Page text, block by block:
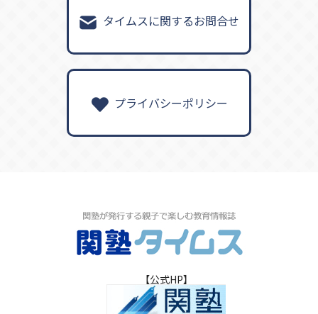
タイムスに関するお問合せ
プライバシーポリシー
【公式HP】